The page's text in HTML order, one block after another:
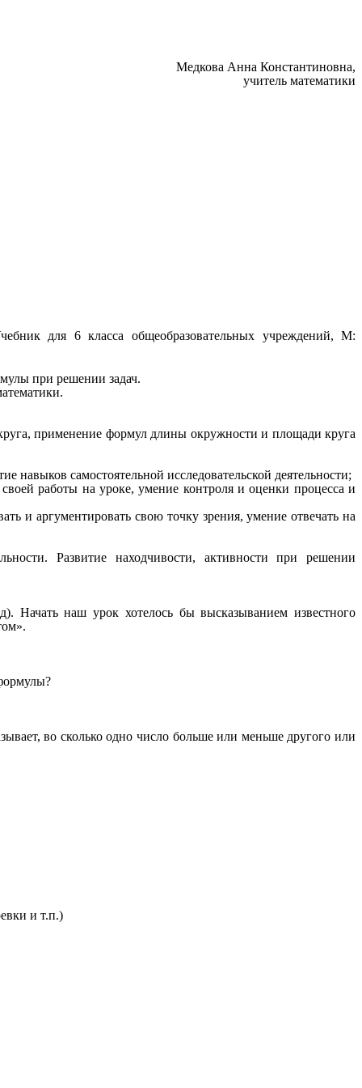
Медкова Анна Константиновна,
учитель математики
для 6 класса общеобразовательных учреждений, М:
при решении задач.
применение формул длины окружности и площади круга
самостоятельной исследовательской деятельности;
работы на уроке, умение контроля и оценки процесса и
и аргументировать свою точку зрения, умение отвечать на
Развитие находчивости, активности при решении
Начать наш урок хотелось бы высказыванием известного
во сколько одно число больше или меньше другого или
и т.п.)